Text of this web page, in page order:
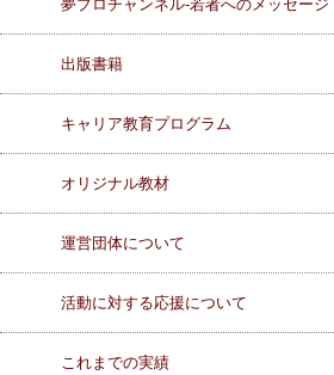
夢プロチャンネル-若者へのメッセージ
出版書籍
キャリア教育プログラム
オリジナル教材
運営団体について
活動に対する応援について
これまでの実績